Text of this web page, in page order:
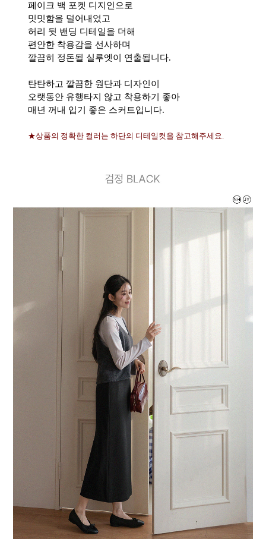
페이크 백 포켓 디지인으로
밋밋함을 덜어내었고
허리 뒷 밴딩 디테일을 더해
편안한 착용감을 선사하며
깔끔히 정돈될 실루엣이 연출됩니다.
탄탄하고 깔끔한 원단과 디자인이
오랫동안 유행타지 않고 착용하기 좋아
매년 꺼내 입기 좋은 스커트입니다.
★상품의 정확한 컬러는 하단의 디테일컷을 참고해주세요.